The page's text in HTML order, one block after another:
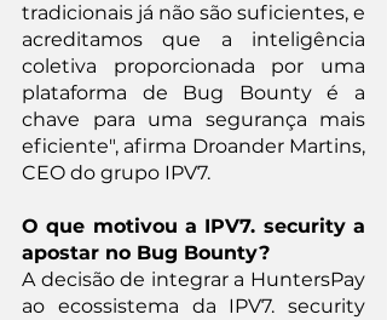
tradicionais já não são suficientes, e
acreditamos que a inteligência
coletiva proporcionada por uma
plataforma de Bug Bounty é a
chave para uma segurança mais
eficiente", afirma Droander Martins,
CEO do grupo IPV7.
O que motivou a IPV7. security a
apostar no Bug Bounty?
A decisão de integrar a HuntersPay
ao ecossistema da IPV7. security